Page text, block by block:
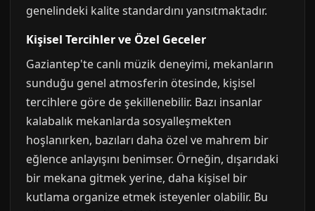
genelindeki kalite standardını yansıtmaktadır.
Kişisel Tercihler ve Özel Geceler
Gaziantep'te canlı müzik deneyimi, mekanların
sunduğu genel atmosferin ötesinde, kişisel
tercihlere göre de şekillenebilir. Bazı insanlar
kalabalık mekanlarda sosyalleşmekten
hoşlanırken, bazıları daha özel ve mahrem bir
eğlence anlayışını benimser. Örneğin, dışarıdaki
bir mekana gitmek yerine, daha kişisel bir
kutlama organize etmek isteyenler olabilir. Bu